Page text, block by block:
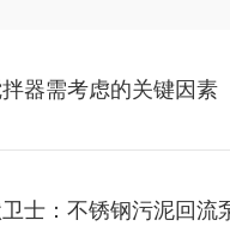
器需考虑的关键因素
士：不锈钢污泥回流